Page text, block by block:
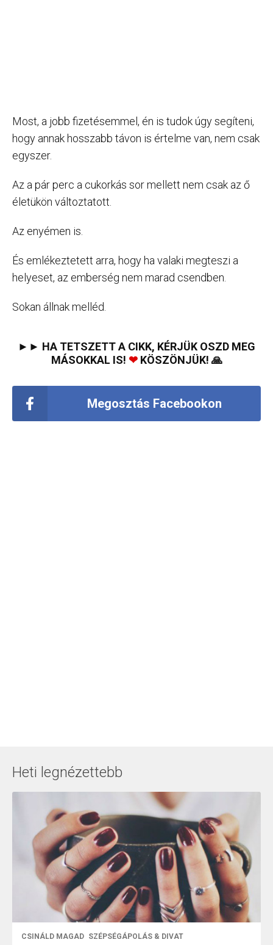
Most, a jobb fizetésemmel, én is tudok úgy segíteni,
hogy annak hosszabb távon is értelme van, nem csak
egyszer.
Az a pár perc a cukorkás sor mellett nem csak az ő
életükön változtatott.
Az enyémen is.
És emlékeztetett arra, hogy ha valaki megteszi a
helyeset, az emberség nem marad csendben.
Sokan állnak melléd.
►► HA TETSZETT A CIKK, KÉRJÜK OSZD MEG
MÁSOKKAL IS! ❤KÖSZÖNJÜK! 🙏
Megosztás Facebookon
Heti legnézettebb
CSINÁLD MAGAD SZÉPSÉGÁPOLÁS & DIVAT